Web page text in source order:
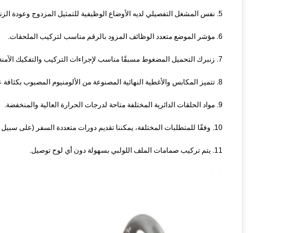
5. نفس المشغل التفصيلي لديه الأوضاع الوظيفية للتمثيل المزدوج وعودة الزنبرك، وعودة الزنبرك لديها أنماط الفتح العادي والإغلاق العادي.
6. مؤشر الموضع متعدد الوظائف المزود بالرقم مناسب لتركيب الملحقات.
7. زنبرك التحميل المضغوط مسبقًا مناسب لإجراءات التركيب والتفكيك الآمنة.
8. تتميز المكابس والأغطية النهائية المصنوعة من الألومنيوم المصبوب بكثافة عالية وخفيفة الوزن.
9. مواد الحلقات الدائرية المختلفة متاحة لدرجات الحرارة العالية والمنخفضة.
10. وفقًا للمتطلبات المختلفة، يمكننا تقديم دورات متعددة السفر (على سبيل المثال 120°135°180°) وثلاثة مشغلات موضعية.
11. يتم تركيب صمامات الملف اللولبي بسهولة دون أي لوح توصيل.